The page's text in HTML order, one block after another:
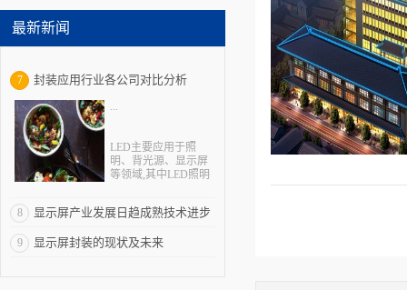
最新新闻
7 封装应用行业各公司对比分析
...
LED主要应用于照
明、背光源、显示屏
等领域,其中LED照明
注;LED背光源市场其
争相对较为激烈。1、
8 显示屏产业发展日趋成熟技术进步
加快
9 显示屏封装的现状及未来